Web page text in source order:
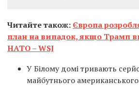
Читайте також: Європа
план на випадок, якщо Трамп
НАТО – WSJ
У Білому домі тривають
майбутнього